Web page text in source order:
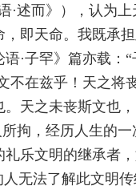
·述而》），认为上
，即天命。我既承
·子罕》篇亦载：“
不在兹乎！天之将
。天之未丧斯文也
所拘，经历人生的
礼乐文明的继承者
人无法了解此文明